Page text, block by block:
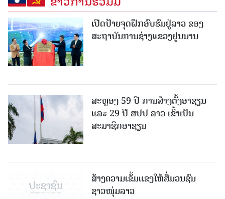
ເປີດປ້າຍຈຸດຝຶກອົບຮົມຢູ່ລາວ ຂອງ
ສະຖາບັນການຊ່າງແຂວງຢູນນານ
ສະຫຼອງ 59 ປີ ການສ້າງຕັ້ງອາຊຽນ
ແລະ 29 ປີ ສປປ ລາວ ເຂົ້າເປັນ
ສະມາຊິກອາຊຽນ
ສ້າງຄວາມເຂັ້ມແຂງໃຫ້ສື່ມວນຊົນ
ຊາວໜຸ່ມລາວ